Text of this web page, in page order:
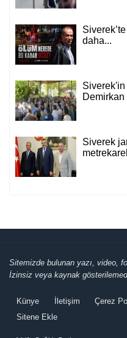
daha...
Siverek'in
Demirkan
Siverek
Sitemizde bulunan yazı, video,
İzinsiz veya kaynak
Künye İletişim Çerez
Sitene Ekle